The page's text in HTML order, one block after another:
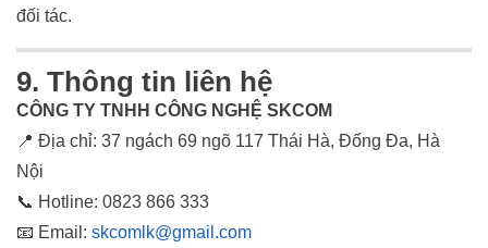
đối tác.
9. Thông tin liên hệ
CÔNG TY TNHH CÔNG NGHỆ SKCOM
📍 Địa chỉ: 37 ngách 69 ngõ 117 Thái Hà, Đống Đa, Hà
Nội
📞 Hotline: 0823 866 333
📧 Email: skcomlk@gmail.com